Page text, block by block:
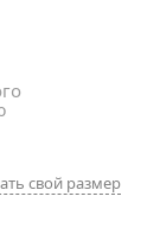
свой размер